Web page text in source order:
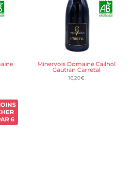
Minervois Domaine Cailhol
Gautran Carretal
16,20€
6